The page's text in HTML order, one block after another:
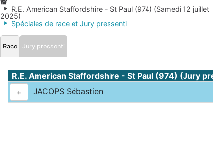
R.E. American Staffordshire - St Paul (974) (Samedi 12 juillet
2025)
Spéciales de race et Jury pressenti
Race Jury pressenti
R.E. American Staffordshire - St Paul (974) (Jury
+
JACOPS Sébastien